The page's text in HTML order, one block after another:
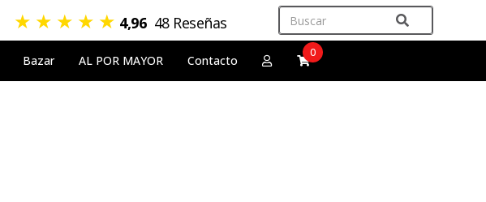
★ ★ ★ ★ ★ 4,96 48 Reseñas
Bazar AL POR MAYOR Contacto
0